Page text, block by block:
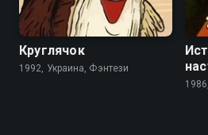
5.8
Круглячок
1992, Украина, Фэнтези